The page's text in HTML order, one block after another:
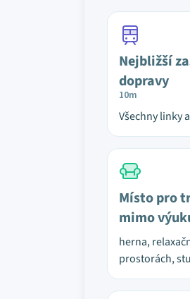
Nejbližší
dopravy
10m
Všechny linky
Místo pro
mimo
herna,
prostorách,